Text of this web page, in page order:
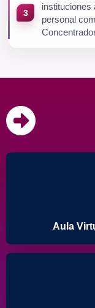
instituciones
personal
Aula